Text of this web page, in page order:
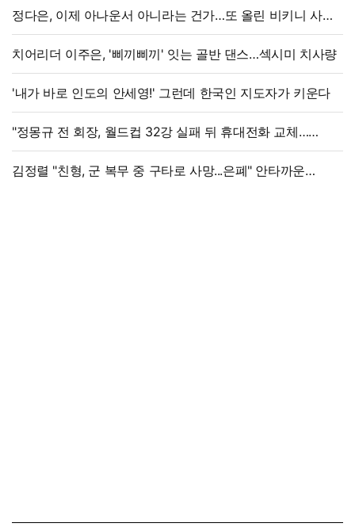
정다은, 이제 아나운서 아니라는 건가…또 올린 비키니 사진,
과감 반전 매력
치어리더 이주은, '삐끼삐끼' 잇는 골반 댄스…섹시미 치사량
'내가 바로 인도의 안세영!' 그런데 한국인 지도자가 키운다
"정몽규 전 회장, 월드컵 32강 실패 뒤 휴대전화 교체…
출국금지 조치도"
김정렬 "친형, 군 복무 중 구타로 사망...은폐" 안타까운